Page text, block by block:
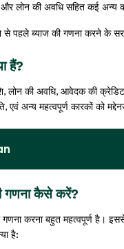
लोन की अवधि सहित कई अन्य
ब्याज की गणना करने के सरल
हैं?
लोन की अवधि, आवेदक की
एवं अन्य महत्वपूर्ण कारकों को
गणना कैसे करें?
करना बहुत महत्वपूर्ण है।
है: